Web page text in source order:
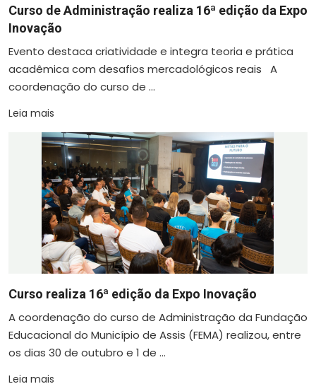
Curso de Administração realiza 16ª edição da Expo
Inovação
Evento destaca criatividade e integra teoria e prática
acadêmica com desafios mercadológicos reais A
coordenação do curso de ...
Leia mais
Curso realiza 16ª edição da Expo Inovação
A coordenação do curso de Administração da Fundação
Educacional do Município de Assis (FEMA) realizou, entre
os dias 30 de outubro e 1 de ...
Leia mais